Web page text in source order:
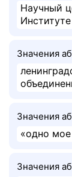
Научный
Значения
Значения
«одно
Значения